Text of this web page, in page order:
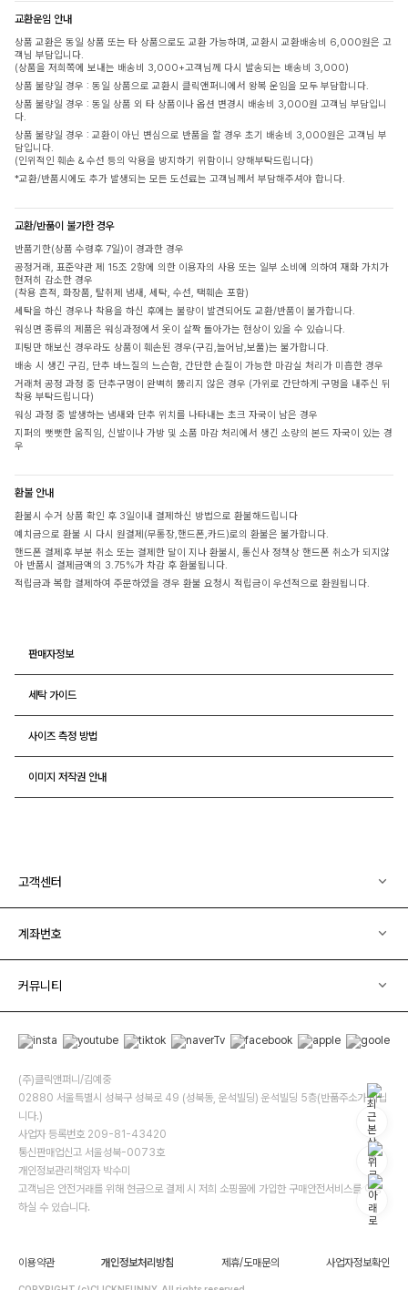
교환운임 안내
상품 교환은 동일 상품 또는 타 상품으로도 교환 가능하며, 교환시 교환배송비 6,000원은 고
객님 부담입니다.
(상품을 저희쪽에 보내는 배송비 3,000+고객님께 다시 발송되는 배송비 3,000)
상품 불량일 경우 : 동일 상품으로 교환시 클릭앤퍼니에서 왕복 운임을 모두 부담합니다.
상품 불량일 경우 : 동일 상품 외 타 상품이나 옵션 변경시 배송비 3,000원 고객님 부담입니
다.
상품 불량일 경우 : 교환이 아닌 변심으로 반품을 할 경우 초기 배송비 3,000원은 고객님 부
담입니다.
(인위적인 훼손 & 수선 등의 악용을 방지하기 위함이니 양해부탁드립니다)
*교환/반품시에도 추가 발생되는 모든 도선료는 고객님께서 부담해주셔야 합니다.
교환/반품이 불가한 경우
반품기한(상품 수령후 7일)이 경과한 경우
공정거래, 표준약관 제 15조 2항에 의한 이용자의 사용 또는 일부 소비에 의하여 재화 가치가
현저히 감소한 경우
(착용 흔적, 화장품, 탈취제 냄새, 세탁, 수선, 택훼손 포함)
세탁을 하신 경우나 착용을 하신 후에는 불량이 발견되어도 교환/반품이 불가합니다.
워싱면 종류의 제품은 워싱과정에서 옷이 살짝 돌아가는 현상이 있을 수 있습니다.
피팅만 해보신 경우라도 상품이 훼손된 경우(구김,늘어남,보풀)는 불가합니다.
배송 시 생긴 구김, 단추 바느질의 느슨함, 간단한 손질이 가능한 마감실 처리가 미흡한 경우
거래처 공정 과정 중 단추구멍이 완벽히 뚫리지 않은 경우 (가위로 간단하게 구멍을 내주신 뒤
착용 부탁드립니다)
워싱 과정 중 발생하는 냄새와 단추 위치를 나타내는 초크 자국이 남은 경우
지퍼의 뻣뻣한 움직임, 신발이나 가방 및 소품 마감 처리에서 생긴 소량의 본드 자국이 있는 경
우
환불 안내
환불시 수거 상품 확인 후 3일이내 결제하신 방법으로 환불해드립니다
예치금으로 환불 시 다시 원결제(무통장,핸드폰,카드)로의 환불은 불가합니다.
핸드폰 결제후 부분 취소 또는 결제한 달이 지나 환불시, 통신사 정책상 핸드폰 취소가 되지않
아 반품시 결제금액의 3.75%가 차감 후 환불됩니다.
적립금과 복합 결제하여 주문하였을 경우 환불 요청시 적립금이 우선적으로 환원됩니다.
판매자정보
세탁 가이드
사이즈 측정 방법
이미지 저작권 안내
고객센터
계좌번호
커뮤니티
(주)클릭앤퍼니/김예중
02880 서울특별시 성북구 성북로 49 (성북동, 운석빌딩) 운석빌딩 5층(반품주소가 아닙
니다.)
사업자 등록번호 209-81-43420
통신판매업신고 서울성북-0073호
개인정보관리책임자 박수미
고객님은 안전거래를 위해 현금으로 결제 시 저희 소핑몰에 가입한 구매안전서비스를 이용
하실 수 있습니다.
이용약관 개인정보처리방침 제휴/도매문의 사업자정보확인